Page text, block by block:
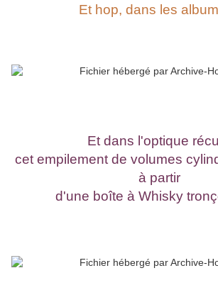
Et hop, dans les
Et dans l'optique
cet empilement de volumes
à partir
d'une boîte à Whisky